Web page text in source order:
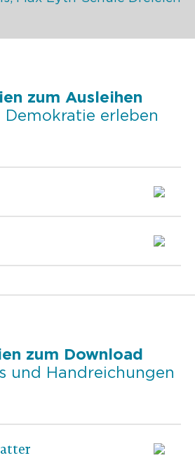
zum Ausleihen
Demokratie erleben
zum Download
und Handreichungen